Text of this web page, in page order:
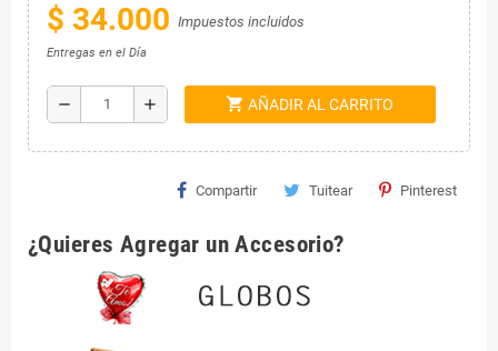
$ 34.000 Impuestos incluidos
Entregas en el Día
remove add shopping_cart AÑADIR AL CARRITO
Compartir Tuitear Pinterest
¿Quieres Agregar un Accesorio?